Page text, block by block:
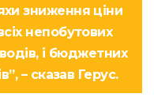
зниження ціни
непобутових
і бюджетних
– сказав Герус.